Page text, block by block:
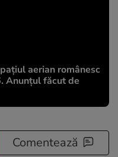
aerian românesc
Anunțul făcut de
Comentează